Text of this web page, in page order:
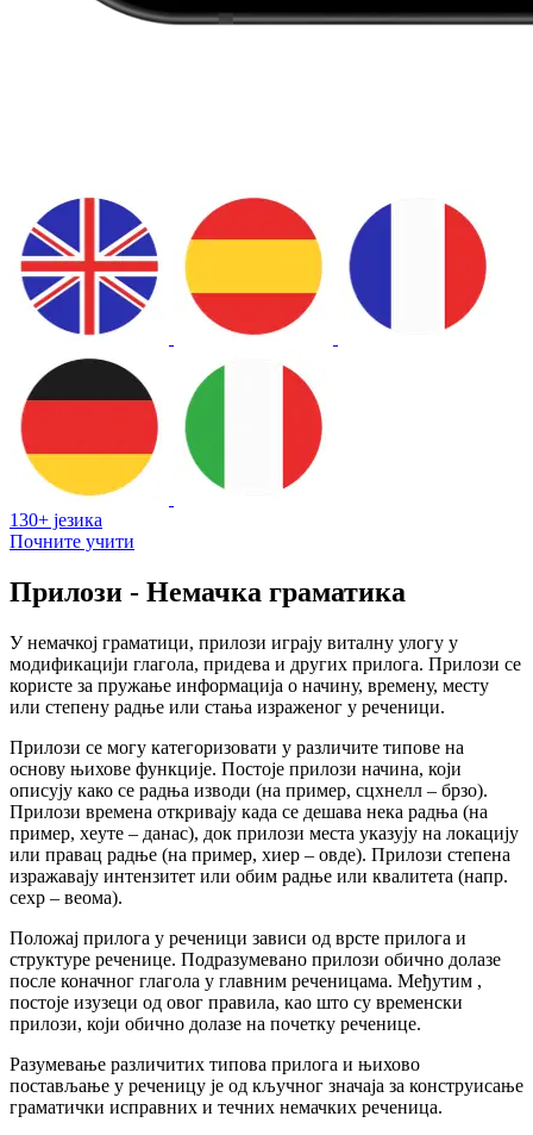
130+ језика
Почните учити
Прилози - Немачка граматика
У немачкој граматици, прилози играју виталну улогу у
модификацији глагола, придева и других прилога. Прилози се
користе за пружање информација о начину, времену, месту
или степену радње или стања израженог у реченици.
Прилози се могу категоризовати у различите типове на
основу њихове функције. Постоје прилози начина, који
описују како се радња изводи (на пример, сцхнелл – брзо).
Прилози времена откривају када се дешава нека радња (на
пример, хеуте – данас), док прилози места указују на локацију
или правац радње (на пример, хиер – овде). Прилози степена
изражавају интензитет или обим радње или квалитета (напр.
сехр – веома).
Положај прилога у реченици зависи од врсте прилога и
структуре реченице. Подразумевано прилози обично долазе
после коначног глагола у главним реченицама. Међутим ,
постоје изузеци од овог правила, као што су временски
прилози, који обично долазе на почетку реченице.
Разумевање различитих типова прилога и њихово
постављање у реченицу је од кључног значаја за конструисање
граматички исправних и течних немачких реченица.